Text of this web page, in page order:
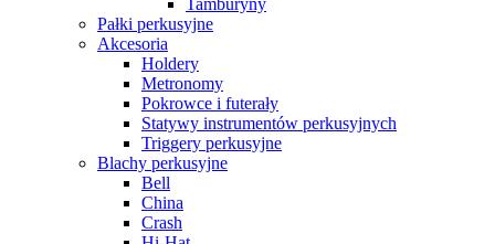
Tamburyny
Pałki perkusyjne
Akcesoria
Holdery
Metronomy
Pokrowce i futerały
Statywy instrumentów perkusyjnych
Triggery perkusyjne
Blachy perkusyjne
Bell
China
Crash